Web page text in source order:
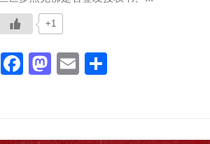
+1
Facebook
Mastodon
Email